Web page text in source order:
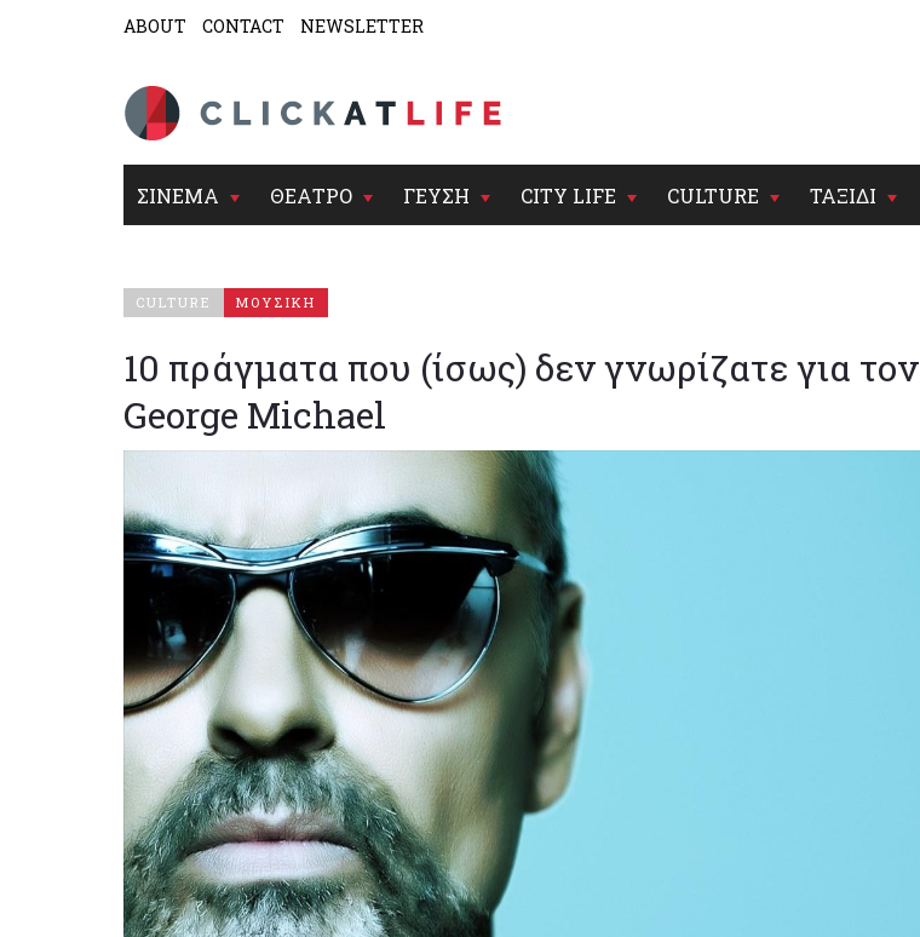
ABOUT CONTACT NEWSLETTER
ΣΙΝΕΜΑ ΘΕΑΤΡΟ ΓΕΥΣΗ CITY LIFE CULTURE ΤΑΞΙΔΙ
CULTURE ΜΟΥΣΙΚΗ
10 πράγματα που (ίσως) δεν γνωρίζατε για τον
George Michael